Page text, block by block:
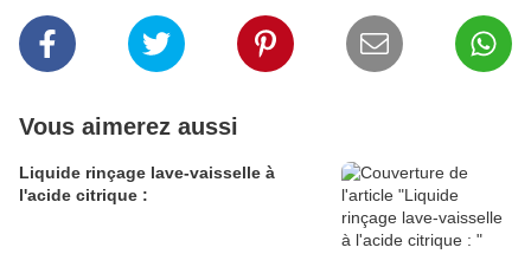
Vous aimerez aussi
Liquide rinçage lave-vaisselle à
l'acide citrique :